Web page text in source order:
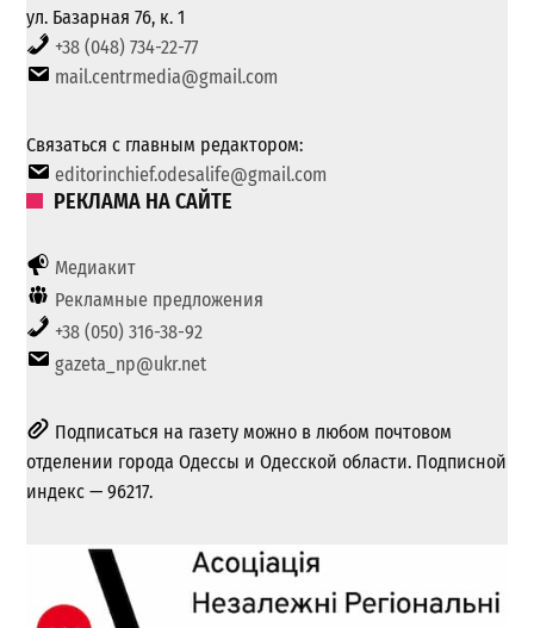
ул. Базарная 76, к. 1
+38 (048) 734-22-77
mail.centrmedia@gmail.com
Связаться с главным редактором:
editorinchief.odesalife@gmail.com
РЕКЛАМА НА САЙТЕ
Медиакит
Рекламные предложения
+38 (050) 316-38-92
gazeta_np@ukr.net
Подписаться на газету можно в любом почтовом
отделении города Одессы и Одесской области. Подписной
индекс — 96217.